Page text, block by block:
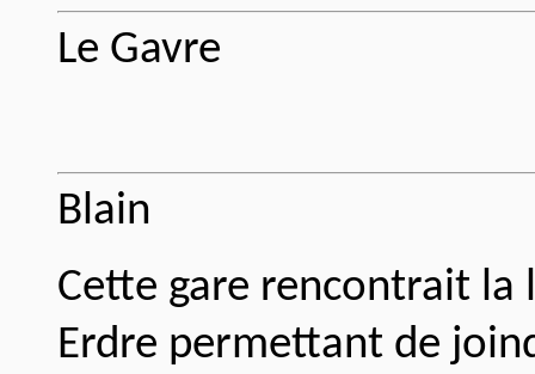
Le Gavre
Blain
Cette gare rencontrait la
Erdre permettant de